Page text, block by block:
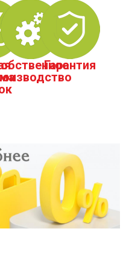
Гарантия